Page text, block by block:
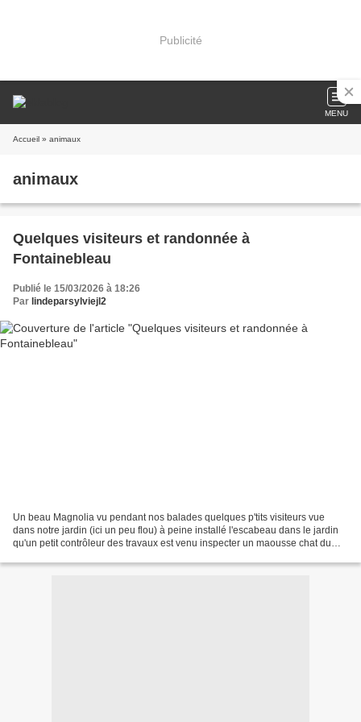
Publicité
MENU
Accueil » animaux
animaux
Quelques visiteurs et randonnée à
Fontainebleau
Publié le 15/03/2026 à 18:26
Par lindeparsylviejl2
Un beau Magnolia vu pendant nos balades quelques p'tits visiteurs vue
dans notre jardin (ici un peu flou) à peine installé l'escabeau dans le jardin
qu'un petit contrôleur des travaux est venu inspecter un maousse chat du